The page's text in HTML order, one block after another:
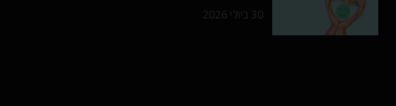
30 ביולי 2026